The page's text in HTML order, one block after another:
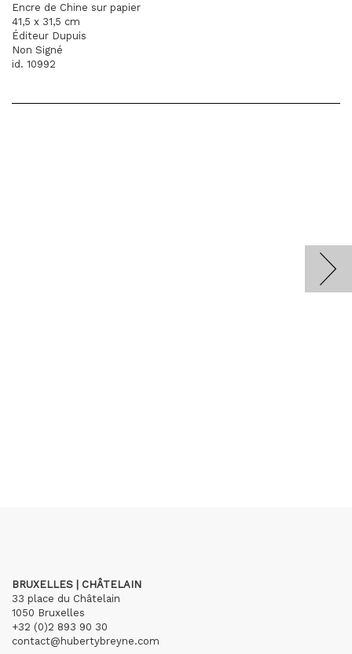
Encre de Chine sur papier
41,5 x 31,5 cm
Éditeur Dupuis
Non Signé
id. 10992
BRUXELLES | CHÂTELAIN
33 place du Châtelain
1050 Bruxelles
+32 (0)2 893 90 30
contact@hubertybreyne.com